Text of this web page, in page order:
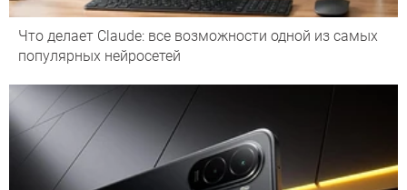
Что делает Сlaude: все возможности одной из самых
популярных нейросетей